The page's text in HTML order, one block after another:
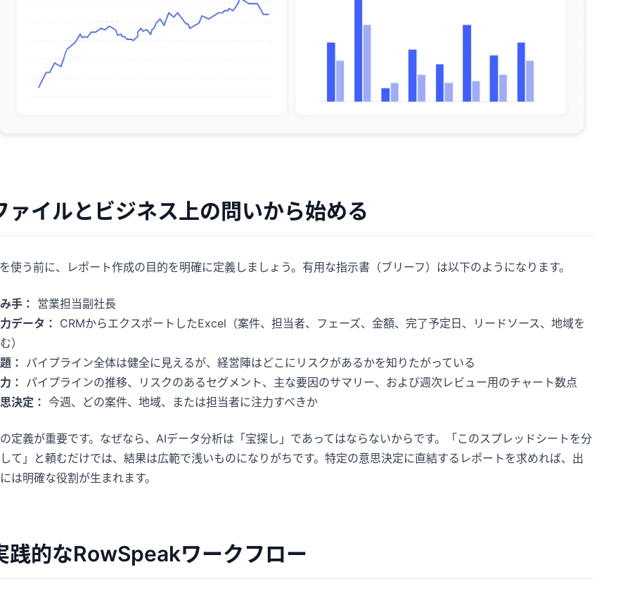
ァイルとビジネス上の問いから始める
使う前に、レポート作成の目的を明確に定義しましょう。有用な指示書（ブリーフ）は以下のようになります。
手： 営業担当副社長
データ： CRMからエクスポートしたExcel（案件、担当者、フェーズ、金額、完了予定日、リードソース、地域を
）
：
パイプライン全体は健全に見えるが、経営陣はどこにリスクがあるかを知りたがっている
：
パイプラインの推移、リスクのあるセグメント、主な要因のサマリー、および週次レビュー用のチャート数点
決定： 今週、どの案件、地域、または担当者に注力すべきか
定義が重要です。なぜなら、AIデータ分析は「宝探し」であってはならないからです。「このスプレッドシートを分
て」と頼むだけでは、結果は広範で浅いものになりがちです。特定の意思決定に直結するレポートを求めれば、出
は明確な役割が生まれます。
践的なRowSpeakワークフロー